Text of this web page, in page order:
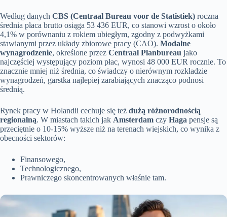
Według danych CBS (Centraal Bureau voor de Statistiek) roczna
średnia płaca brutto osiąga 53 436 EUR, co stanowi wzrost o około
4,1% w porównaniu z rokiem ubiegłym, zgodny z podwyżkami
stawianymi przez układy zbiorowe pracy (CAO). Modalne
wynagrodzenie, określone przez Centraal Planbureau jako
najczęściej występujący poziom płac, wynosi 48 000 EUR rocznie. To
znacznie mniej niż średnia, co świadczy o nierównym rozkładzie
wynagrodzeń, garstka najlepiej zarabiających znacząco podnosi
średnią.
Rynek pracy w Holandii cechuje się też dużą różnorodnością
regionalną. W miastach takich jak Amsterdam czy Haga pensje są
przeciętnie o 10-15% wyższe niż na terenach wiejskich, co wynika z
obecności sektorów:
Finansowego,
Technologicznego,
Prawniczego skoncentrowanych właśnie tam.